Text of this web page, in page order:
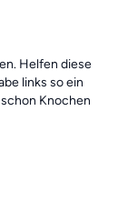
Helfen diese
links so ein
Knochen